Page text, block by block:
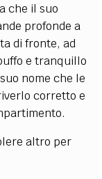
che il suo
profonde a
di fronte, ad
e tranquillo
nome che le
corretto e
altro per